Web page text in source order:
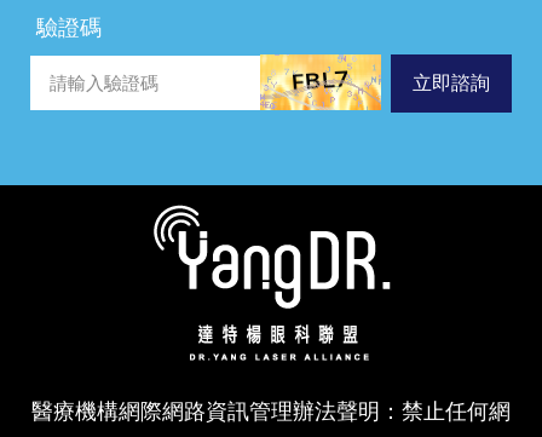
驗證碼
立即諮詢
醫療機構網際網路資訊管理辦法聲明：禁止任何網